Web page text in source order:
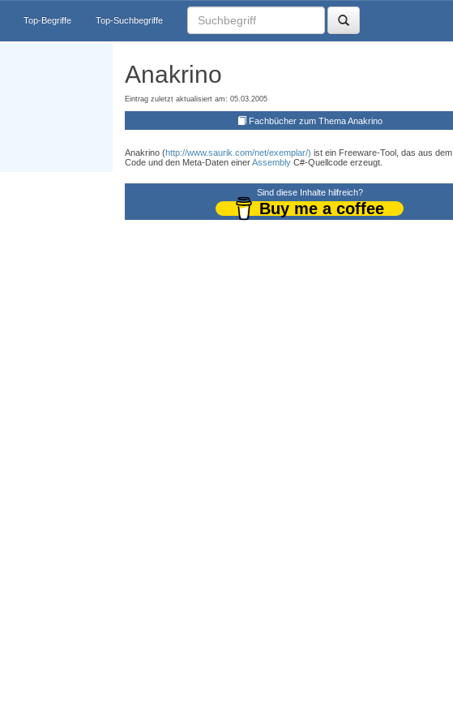
Top-Begriffe Top-Suchbegriffe
Anakrino
Eintrag zuletzt aktualisiert am: 05.03.2005
Fachbücher zum Thema Anakrino
Anakrino (http://www.saurik.com/net/exemplar/) ist ein Freeware-Tool, das aus dem
Code und den Meta-Daten einerAssemblyC#-Quellcode erzeugt.
Sind diese Inhalte hilfreich?
Buy me a coffee